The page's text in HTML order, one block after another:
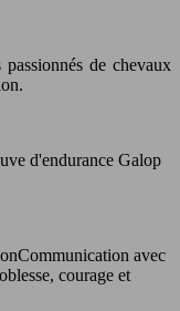
de chevaux
d'endurance Galop
avec
courage et